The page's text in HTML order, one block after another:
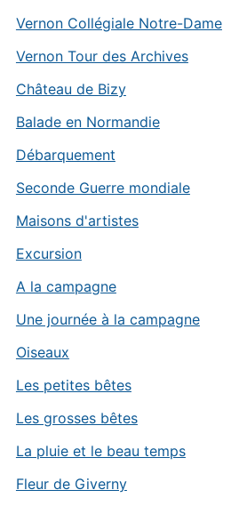
Vernon Collégiale Notre-Dame
Vernon Tour des Archives
Château de Bizy
Balade en Normandie
Débarquement
Seconde Guerre mondiale
Maisons d'artistes
Excursion
A la campagne
Une journée à la campagne
Oiseaux
Les petites bêtes
Les grosses bêtes
La pluie et le beau temps
Fleur de Giverny